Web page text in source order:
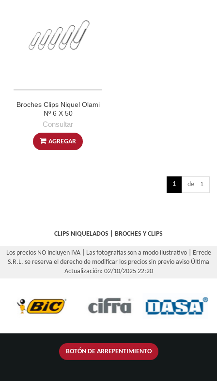
Broches Clips Niquel Olami
Nº 6 X 50
Consultar
AGREGAR
1 de 1
CLIPS NIQUELADOS BROCHES Y CLIPS
Los precios NO incluyen IVA | Las fotografías son a modo ilustrativo | Errede
S.R.L. se reserva el derecho de modificar los precios sin previo aviso Última
Actualización: 02/10/2025 22:20
BOTÓN DE ARREPENTIMIENTO